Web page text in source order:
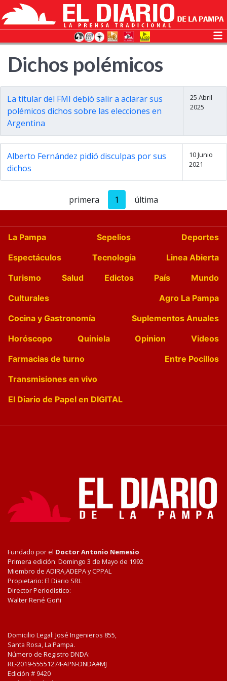
Dichos polémicos
La titular del FMI debió salir a aclarar sus
polémicos dichos sobre las elecciones en
Argentina
25 Abril
2025
Alberto Fernández pidió disculpas por sus
dichos
10 Junio
2021
primera 1 última
La Pampa Sepelios
Deportes
Espectáculos
Tecnología
Linea Abierta
Turismo
Salud Edictos País
Mundo
Culturales
Agro La Pampa
Cocina y Gastronomía
Suplementos Anuales
Horóscopo
Quiniela Opinion
Videos
Farmacias de turno
Entre Pocillos
Transmisiones en vivo
El Diario de Papel en DIGITAL
Fundado por el Doctor Antonio Nemesio
Primera edición: Domingo 3 de Mayo de 1992
Miembro de ADIRA,ADEPA y CPPAL
Propietario: El Diario SRL
Director Periodístico:
Walter René Goñi
Domicilio Legal: José Ingenieros 855,
Santa Rosa, La Pampa.
Número de Registro DNDA:
RL-2019-55551274-APN-DNDA#MJ
Edición # 9420